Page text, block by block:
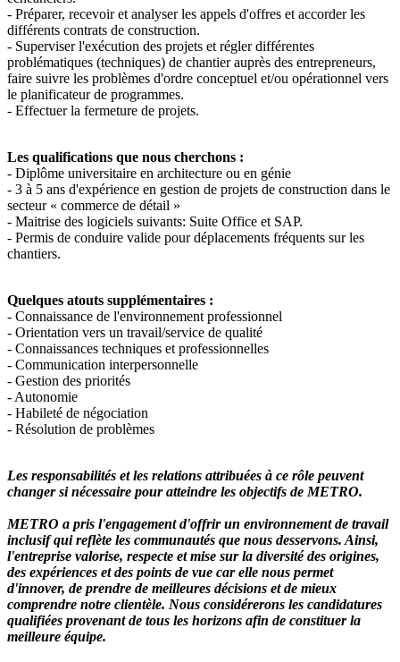
- Préparer, recevoir et analyser les appels d'offres et accorder les
différents contrats de construction.
- Superviser l'exécution des projets et régler différentes
problématiques (techniques) de chantier auprès des entrepreneurs,
faire suivre les problèmes d'ordre conceptuel et/ou opérationnel vers
le planificateur de programmes.
- Effectuer la fermeture de projets.
Les qualifications que nous cherchons :
- Diplôme universitaire en architecture ou en génie
- 3 à 5 ans d'expérience en gestion de projets de construction dans le
secteur « commerce de détail »
- Maitrise des logiciels suivants: Suite Office et SAP.
- Permis de conduire valide pour déplacements fréquents sur les
chantiers.
Quelques atouts supplémentaires :
- Connaissance de l'environnement professionnel
- Orientation vers un travail/service de qualité
- Connaissances techniques et professionnelles
- Communication interpersonnelle
- Gestion des priorités
- Autonomie
- Habileté de négociation
- Résolution de problèmes
Les responsabilités et les relations attribuées à ce rôle peuvent
changer si nécessaire pour atteindre les objectifs de METRO.
METRO a pris l'engagement d'offrir un environnement de travail
inclusif qui reflète les communautés que nous desservons. Ainsi,
l'entreprise valorise, respecte et mise sur la diversité des origines,
des expériences et des points de vue car elle nous permet
d'innover, de prendre de meilleures décisions et de mieux
comprendre notre clientèle. Nous considérerons les candidatures
qualifiées provenant de tous les horizons afin de constituer la
meilleure équipe.